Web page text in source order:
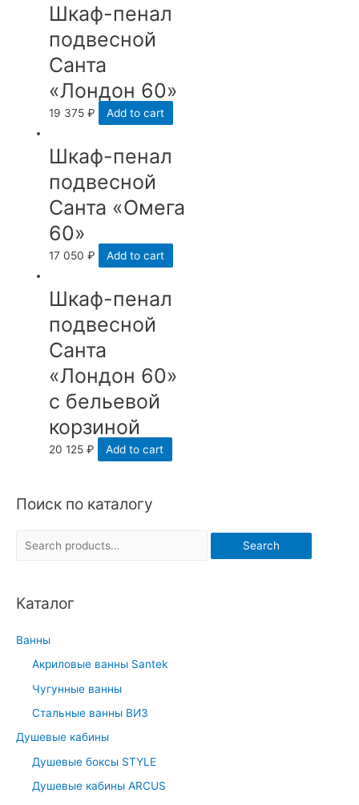
Поиск по каталогу
r
h
:
Search
Каталог
Ванны
Акриловые ванны Santek
Чугунные ванны
Стальные ванны ВИЗ
Душевые кабины
Душевые боксы STYLE
Душевые кабины ARCUS
Шкаф-пенал
подвесной
Санта
«Лондон 60»
19 375₽ Add to cart
Шкаф-пенал
подвесной
Санта «Омега
60»
17 050₽ Add to cart
Шкаф-пенал
подвесной
Санта
«Лондон 60»
с бельевой
корзиной
20 125₽ Add to cart